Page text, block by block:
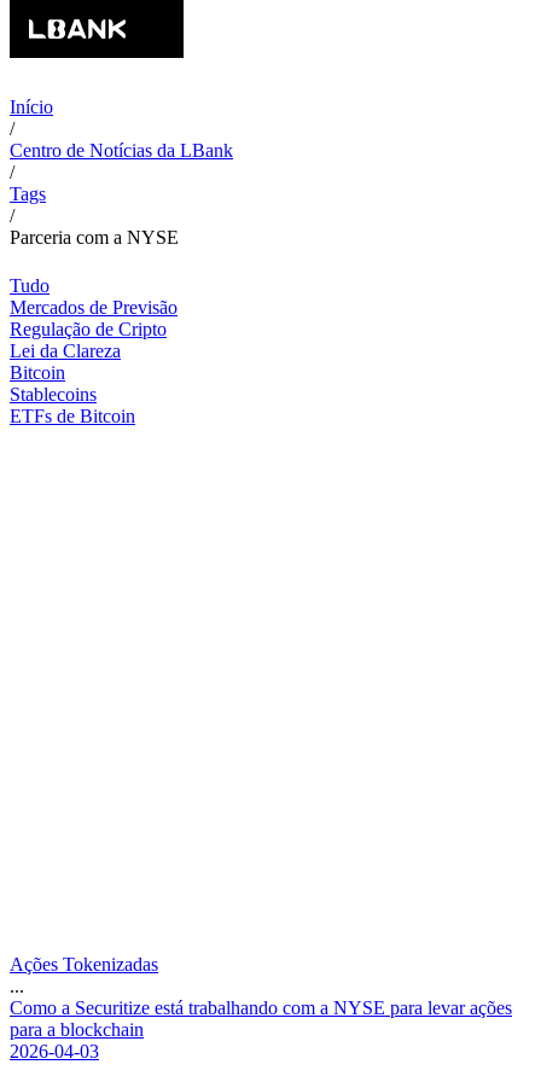
Início
/
Centro de Notícias da LBank
/
Tags
/
Parceria com a NYSE
Tudo
Mercados de Previsão
Regulação de Cripto
Lei da Clareza
Bitcoin
Stablecoins
ETFs de Bitcoin
Ações Tokenizadas
...
Como a Securitize está trabalhando com a NYSE para levar ações
para a blockchain
2026-04-03